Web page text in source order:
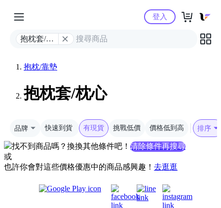
Yahoo購物中心
抱枕套/枕
登入
抱枕/靠墊
抱枕套/枕心
品牌 快速到貨 有現貨 挑戰低價 價格低到高 排序
找不到商品嗎？換換其他條件吧！ 清除條件再搜尋
或
也許你會對這些價格優惠中的商品感興趣！ 去逛逛